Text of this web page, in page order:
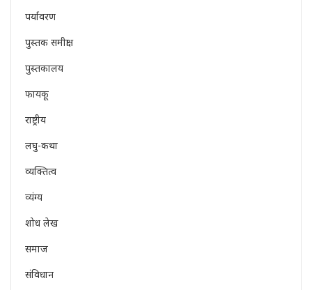
पर्यावरण
पुस्तक समीक्षा
पुस्तकालय
फायकू
राष्ट्रीय
लघु-कथा
व्यक्तित्व
व्यंग्य
शोध लेख
समाज
संविधान